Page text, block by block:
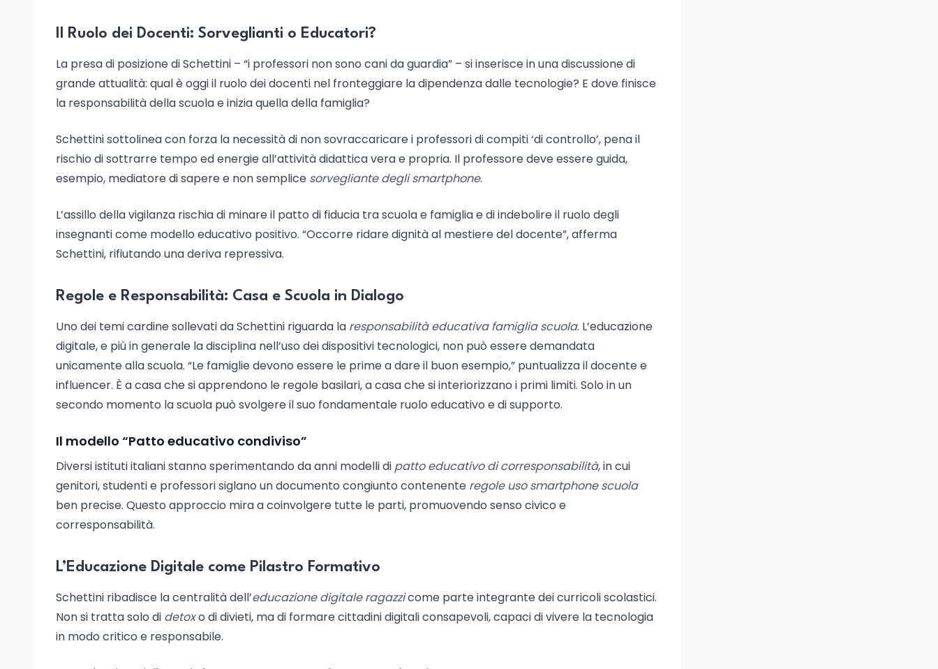
Il Ruolo dei Docenti: Sorveglianti o Educatori?
La presa di posizione di Schettini – “i professori non sono cani da guardia” – si inserisce in una discussione di
grande attualità: qual è oggi il ruolo dei docenti nel fronteggiare la dipendenza dalle tecnologie? E dove finisce
la responsabilità della scuola e inizia quella della famiglia?
Schettini sottolinea con forza la necessità di non sovraccaricare i professori di compiti ‘di controllo’, pena il
rischio di sottrarre tempo ed energie all’attività didattica vera e propria. Il professore deve essere guida,
esempio, mediatore di sapere e non semplice sorvegliante degli smartphone.
L’assillo della vigilanza rischia di minare il patto di fiducia tra scuola e famiglia e di indebolire il ruolo degli
insegnanti come modello educativo positivo. “Occorre ridare dignità al mestiere del docente”, afferma
Schettini, rifiutando una deriva repressiva.
Regole e Responsabilità: Casa e Scuola in Dialogo
Uno dei temi cardine sollevati da Schettini riguarda la responsabilità educativa famiglia scuola. L’educazione
digitale, e più in generale la disciplina nell’uso dei dispositivi tecnologici, non può essere demandata
unicamente alla scuola. “Le famiglie devono essere le prime a dare il buon esempio,” puntualizza il docente e
influencer. È a casa che si apprendono le regole basilari, a casa che si interiorizzano i primi limiti. Solo in un
secondo momento la scuola può svolgere il suo fondamentale ruolo educativo e di supporto.
Il modello “Patto educativo condiviso”
Diversi istituti italiani stanno sperimentando da anni modelli di patto educativo di corresponsabilità, in cui
genitori, studenti e professori siglano un documento congiunto contenente regole uso smartphone scuola
ben precise. Questo approccio mira a coinvolgere tutte le parti, promuovendo senso civico e
corresponsabilità.
L’Educazione Digitale come Pilastro Formativo
Schettini ribadisce la centralità dell’educazione digitale ragazzicome parte integrante dei curricoli scolastici.
Non si tratta solo di detoxo di divieti, ma di formare cittadini digitali consapevoli, capaci di vivere la tecnologia
in modo critico e responsabile.